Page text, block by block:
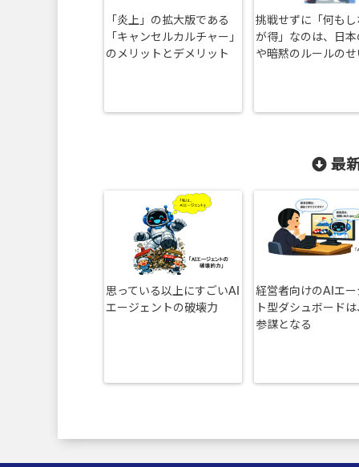
「炎上」の拡大版である
「キャンセルカルチャー」
のメリットとデメリット
挑戦せずに「何もし
が得」なのは、日本
や暗黙のルールのせ
最
思っている以上にすごいAI
エージェントの破壊力
経営者向けのAIエー
ト型ダシュボード
参謀となる